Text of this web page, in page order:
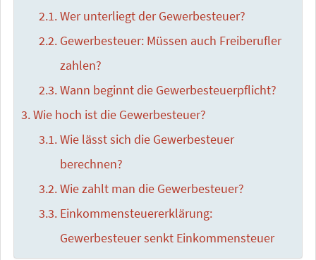
Wer unterliegt der Gewerbesteuer?
Gewerbesteuer: Müssen auch Freiberufler
zahlen?
Wann beginnt die Gewerbesteuerpflicht?
Wie hoch ist die Gewerbesteuer?
Wie lässt sich die Gewerbesteuer
berechnen?
Wie zahlt man die Gewerbesteuer?
Einkommensteuererklärung:
Gewerbesteuer senkt Einkommensteuer